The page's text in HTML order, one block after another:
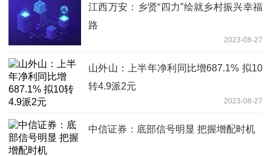
江西万安：乡贤“四力”绘就乡村振兴幸福
路
2023-08-27
山外山：上半年净利同比增687.1% 拟10
转4.9派2元
2023-08-27
中信证券：底部信号明显 把握增配时机